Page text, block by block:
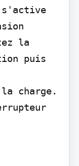
s'active
la
puis
charge.